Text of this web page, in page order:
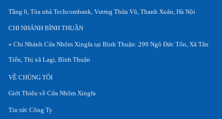
Tầng 6, Tòa nhà Techcombank, Vương Thừa Vũ, Thanh Xuân, Hà Nội
CHI NHÁNH BÌNH THUẬN
» Chi Nhánh Cửa Nhôm Xingfa tại Bình Thuận: 299 Ngô Đức Tốn, Xã Tân
Tiến, Thị xã Lagi, Bình Thuận
VỀ CHÚNG TÔI
Giới Thiệu về Cửa Nhôm Xingfa
Tin tức Công Ty